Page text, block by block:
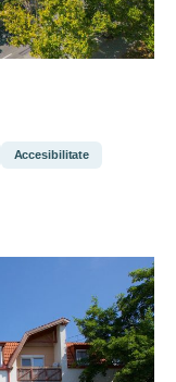
Accesibilitate